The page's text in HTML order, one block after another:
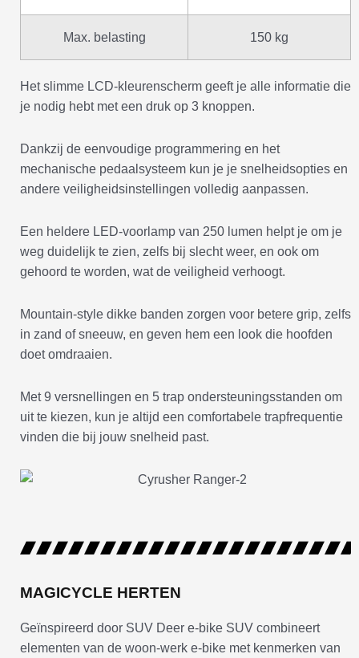
Max. belasting 150 kg
Het slimme LCD-kleurenscherm geeft je alle informatie die
je nodig hebt met een druk op 3 knoppen.
Dankzij de eenvoudige programmering en het
mechanische pedaalsysteem kun je je snelheidsopties en
andere veiligheidsinstellingen volledig aanpassen.
Een heldere LED-voorlamp van 250 lumen helpt je om je
weg duidelijk te zien, zelfs bij slecht weer, en ook om
gehoord te worden, wat de veiligheid verhoogt.
Mountain-style dikke banden zorgen voor betere grip, zelfs
in zand of sneeuw, en geven hem een look die hoofden
doet omdraaien.
Met 9 versnellingen en 5 trap ondersteuningsstanden om
uit te kiezen, kun je altijd een comfortabele trapfrequentie
vinden die bij jouw snelheid past.
MAGICYCLE HERTEN
Geïnspireerd door SUV Deer e-bike SUV combineert
elementen van de woon-werk e-bike met kenmerken van